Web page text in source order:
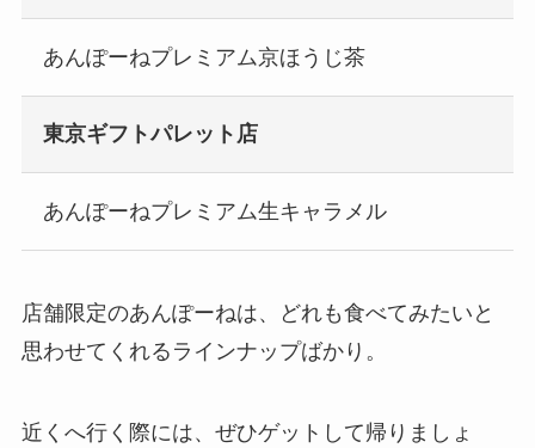
あんぽーねプレミアム京ほうじ茶
東京ギフトパレット店
あんぽーねプレミアム生キャラメル
店舗限定のあんぽーねは、どれも食べてみたいと
思わせてくれるラインナップばかり。
近くへ行く際には、ぜひゲットして帰りましょ